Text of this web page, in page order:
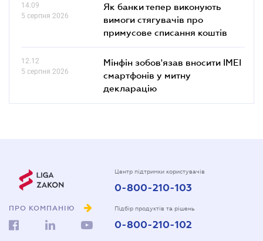
14.09
5 серпня 2026
Як банки тепер виконують
вимоги стягувачів про
примусове списання коштів
12.12
5 серпня 2026
Мінфін зобов'язав вносити IMEI
смартфонів у митну
декларацію
ПРО КОМПАНІЮ
Центр підтримки користувачів
0-800-210-103
Підбір продуктів та рішень
0-800-210-102